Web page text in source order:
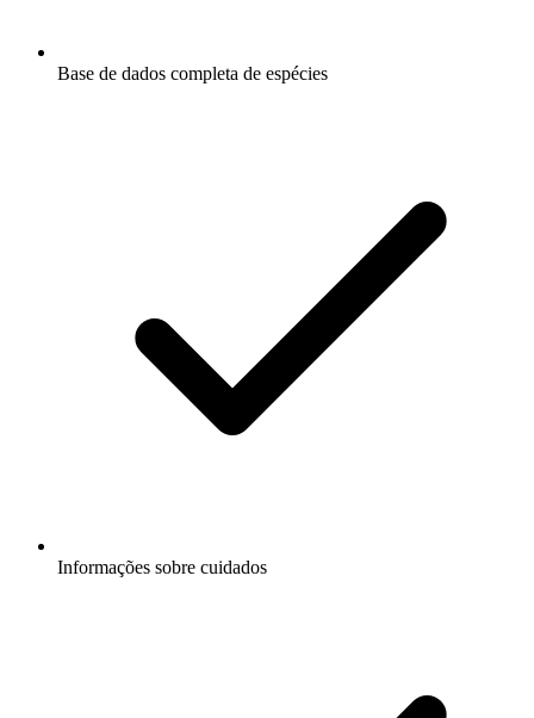
Base de dados completa de espécies
Informações sobre cuidados